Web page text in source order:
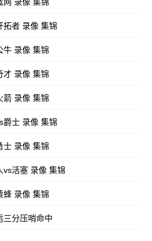
网 录像 集锦
拓者 录像 集锦
牛 录像 集锦
才 录像 集锦
箭 录像 集锦
爵士 录像 集锦
士 录像 集锦
vs活塞 录像 集锦
蜂 录像 集锦
三分压哨命中